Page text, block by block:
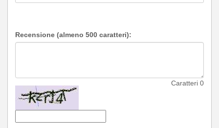
Recensione (almeno 500 caratteri):
Caratteri 0